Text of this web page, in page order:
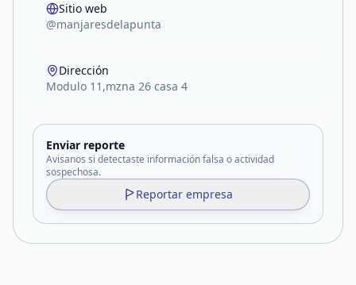
Sitio web
@manjaresdelapunta
Dirección
Modulo 11,mzna 26 casa 4
Enviar reporte
Avisanos si detectaste información falsa o actividad
sospechosa.
Reportar empresa